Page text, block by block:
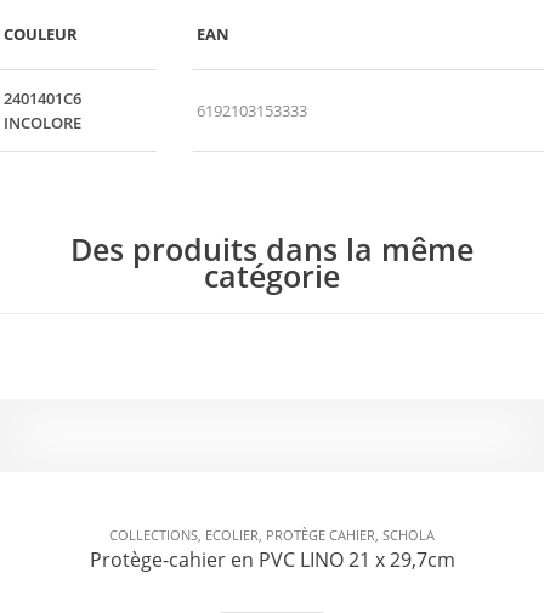
COULEUR EAN
2401401C6
INCOLORE
6192103153333
Des produits dans la même
catégorie
COLLECTIONS, ECOLIER, PROTÈGE CAHIER, SCHOLA
Protège-cahier en PVC LINO 21 x 29,7cm